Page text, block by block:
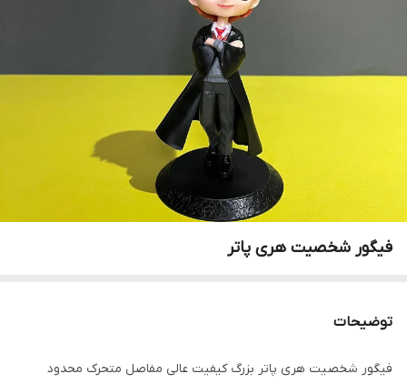
فیگور شخصیت هری پاتر
توضیحات
فیگور شخصیت هری پاتر بزرگ کیفیت عالی مفاصل متحرک محدود